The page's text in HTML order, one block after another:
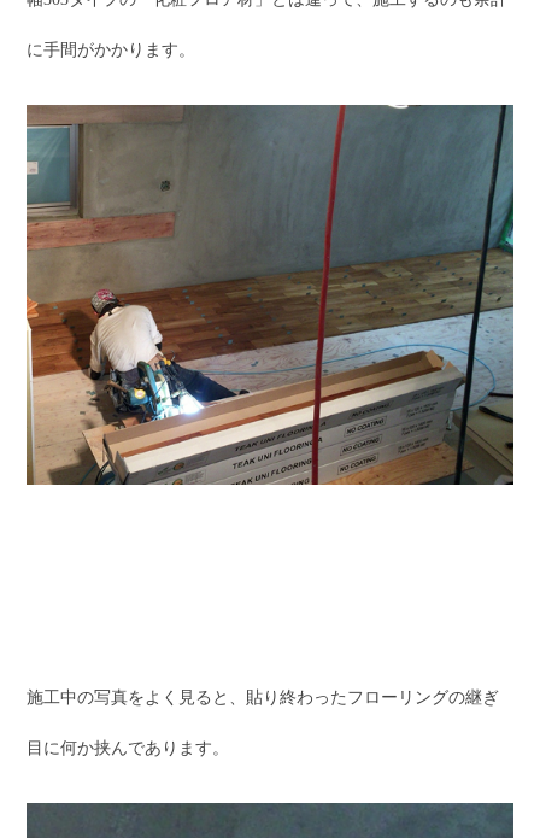
に手間がかかります。
施工中の写真をよく見ると、貼り終わったフローリングの継ぎ
目に何か挟んであります。